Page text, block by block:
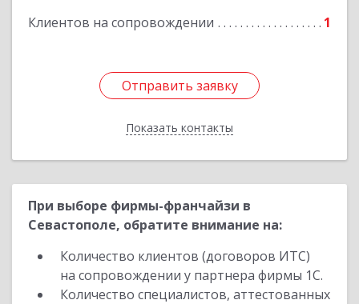
Клиентов на сопровождении 1
Отправить заявку
Показать контакты
Отправить заявку
Назад
При выборе фирмы-франчайзи в
Севастополе, обратите внимание на:
Количество клиентов (договоров ИТС)
на сопровождении у партнера фирмы 1С.
Количество специалистов, аттестованных